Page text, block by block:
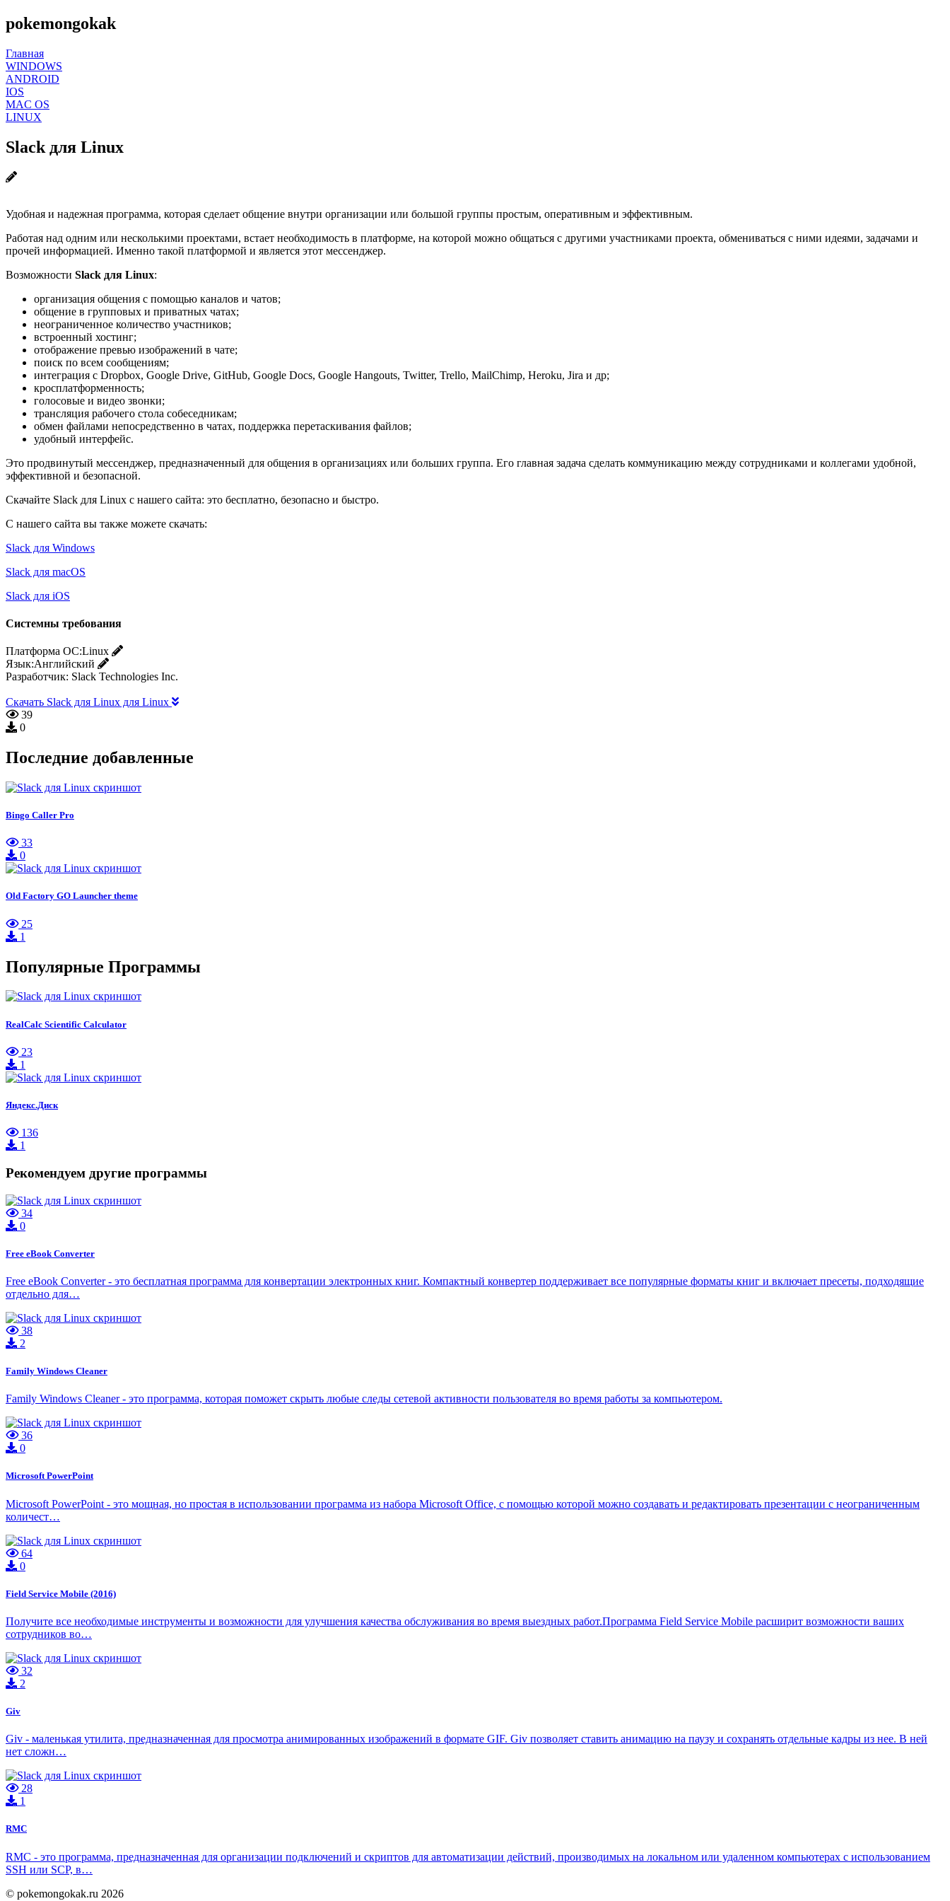
pokemongokak
Главная
WINDOWS
ANDROID
IOS
MAC OS
LINUX
Slack для Linux
Удобная и надежная программа, которая сделает общение внутри организации или большой группы простым, оперативным и эффективным.
Работая над одним или несколькими проектами, встает необходимость в платформе, на которой можно общаться с другими участниками проекта, обмениваться с ними идеями, задачами и
прочей информацией. Именно такой платформой и является этот мессенджер.
Возможности Slack для Linux:
организация общения с помощью каналов и чатов;
общение в групповых и приватных чатах;
неограниченное количество участников;
встроенный хостинг;
отображение превью изображений в чате;
поиск по всем сообщениям;
интеграция с Dropbox, Google Drive, GitHub, Google Docs, Google Hangouts, Twitter, Trello, MailChimp, Heroku, Jira и др;
кросплатформенность;
голосовые и видео звонки;
трансляция рабочего стола собеседникам;
обмен файлами непосредственно в чатах, поддержка перетаскивания файлов;
удобный интерфейс.
Это продвинутый мессенджер, предназначенный для общения в организациях или больших группа. Его главная задача сделать коммуникацию между сотрудниками и коллегами удобной,
эффективной и безопасной.
Скачайте Slack для Linux с нашего сайта: это бесплатно, безопасно и быстро.
С нашего сайта вы также можете скачать:
Slack для Windows
Slack для macOS
Slack для iOS
Системны требования
Платформа ОС:Linux
Язык:Английский
Разработчик: Slack Technologies Inc.
Скачать Slack для Linux для Linux
39
0
Последние добавленные
Bingo Caller Pro
33
0
Old Factory GO Launcher theme
25
1
Популярные Программы
RealCalc Scientific Calculator
23
1
Яндекс.Диск
136
1
Рекомендуем другие программы
34
0
Free eBook Converter
Free eBook Converter - это бесплатная программа для конвертации электронных книг. Компактный конвертер поддерживает все популярные форматы книг и включает пресеты, подходящие
отдельно для…
38
2
Family Windows Cleaner
Family Windows Cleaner - это программа, которая поможет скрыть любые следы сетевой активности пользователя во время работы за компьютером.
36
0
Microsoft PowerPoint
Microsoft PowerPoint - это мощная, но простая в использовании программа из набора Microsoft Office, с помощью которой можно создавать и редактировать презентации с неограниченным
количест…
64
0
Field Service Mobile (2016)
Получите все необходимые инструменты и возможности для улучшения качества обслуживания во время выездных работ.Программа Field Service Mobile расширит возможности ваших
сотрудников во…
32
2
Giv
Giv - маленькая утилита, предназначенная для просмотра анимированных изображений в формате GIF. Giv позволяет ставить анимацию на паузу и сохранять отдельные кадры из нее. В ней
нет сложн…
28
1
RMC
RMC - это программа, предназначенная для организации подключений и скриптов для автоматизации действий, производимых на локальном или удаленном компьютерах с использованием
SSH или SCP, в…
© pokemongokak.ru 2026